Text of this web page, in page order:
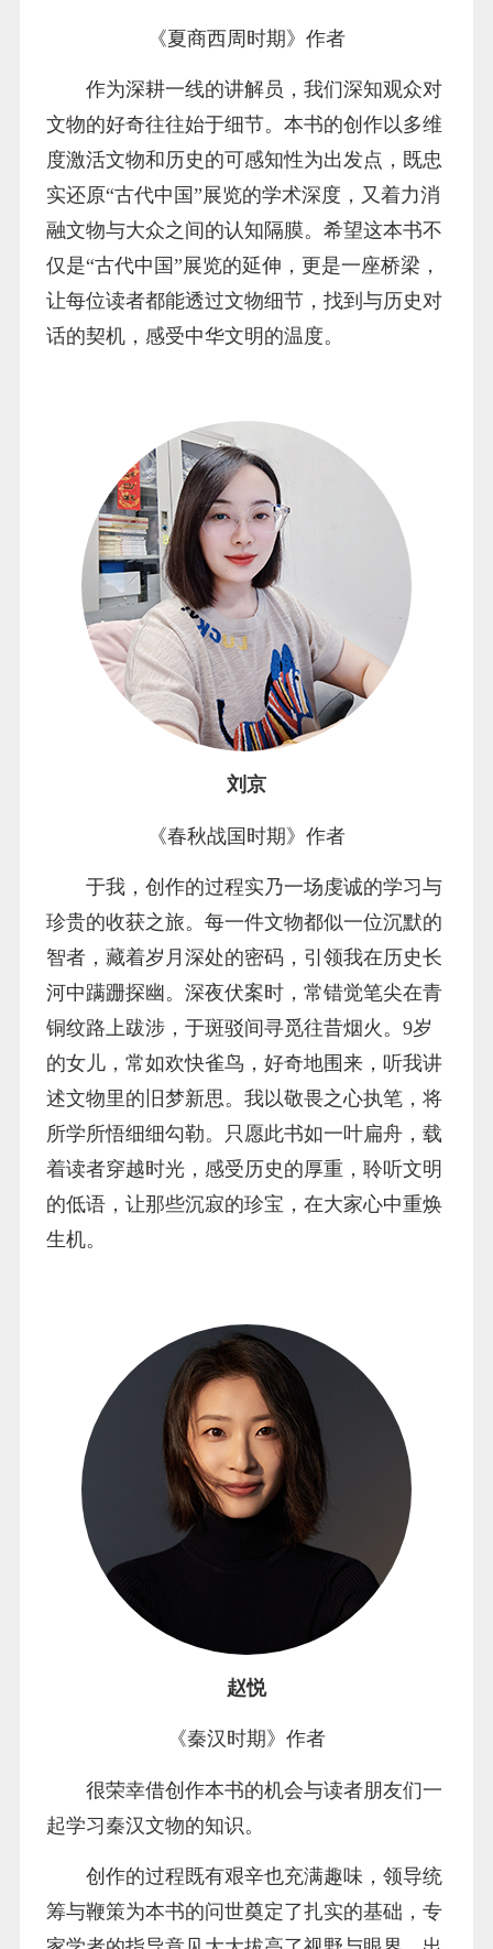
《夏商西周时期》作者
作为深耕一线的讲解员，我们深知观众对
文物的好奇往往始于细节。本书的创作以多维
度激活文物和历史的可感知性为出发点，既忠
实还原“古代中国”展览的学术深度，又着力消
融文物与大众之间的认知隔膜。希望这本书不
仅是“古代中国”展览的延伸，更是一座桥梁，
让每位读者都能透过文物细节，找到与历史对
话的契机，感受中华文明的温度。
刘京
《春秋战国时期》作者
于我，创作的过程实乃一场虔诚的学习与
珍贵的收获之旅。每一件文物都似一位沉默的
智者，藏着岁月深处的密码，引领我在历史长
河中蹒跚探幽。深夜伏案时，常错觉笔尖在青
铜纹路上跋涉，于斑驳间寻觅往昔烟火。9岁
的女儿，常如欢快雀鸟，好奇地围来，听我讲
述文物里的旧梦新思。我以敬畏之心执笔，将
所学所悟细细勾勒。只愿此书如一叶扁舟，载
着读者穿越时光，感受历史的厚重，聆听文明
的低语，让那些沉寂的珍宝，在大家心中重焕
生机。
赵悦
《秦汉时期》作者
很荣幸借创作本书的机会与读者朋友们一
起学习秦汉文物的知识。
创作的过程既有艰辛也充满趣味，领导统
筹与鞭策为本书的问世奠定了扎实的基础，专